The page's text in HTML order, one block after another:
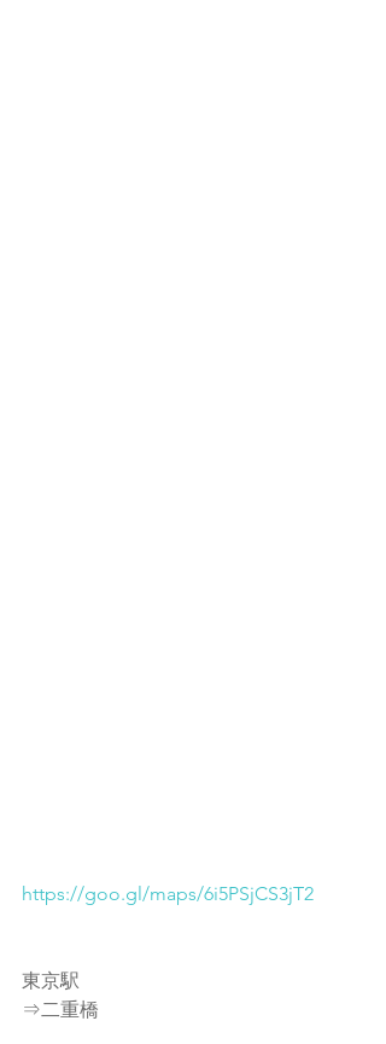
https://goo.gl/maps/6i5PSjCS3jT2
東京駅
⇒二重橋